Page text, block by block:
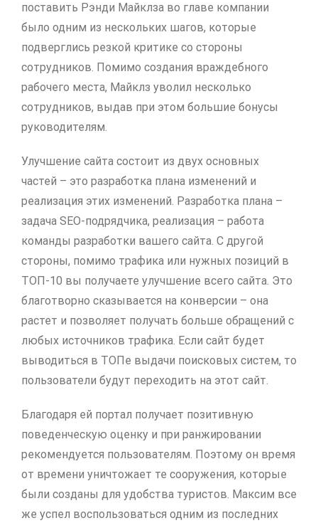
поставить Рэнди Майклза во главе компании
было одним из нескольких шагов, которые
подверглись резкой критике со стороны
сотрудников. Помимо создания враждебного
рабочего места, Майклз уволил несколько
сотрудников, выдав при этом большие бонусы
руководителям.
Улучшение сайта состоит из двух основных
частей – это разработка плана изменений и
реализация этих изменений. Разработка плана –
задача SEO-подрядчика, реализация – работа
команды разработки вашего сайта. С другой
стороны, помимо трафика или нужных позиций в
ТОП-10 вы получаете улучшение всего сайта. Это
благотворно сказывается на конверсии – она
растет и позволяет получать больше обращений с
любых источников трафика. Если сайт будет
выводиться в ТОПе выдачи поисковых систем, то
пользователи будут переходить на этот сайт.
Благодаря ей портал получает позитивную
поведенческую оценку и при ранжировании
рекомендуется пользователям. Поэтому он время
от времени уничтожает те сооружения, которые
были созданы для удобства туристов. Максим все
же успел воспользоваться одним из последних